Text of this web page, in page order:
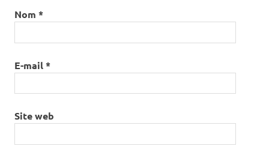
Nom *
E-mail*
Site web